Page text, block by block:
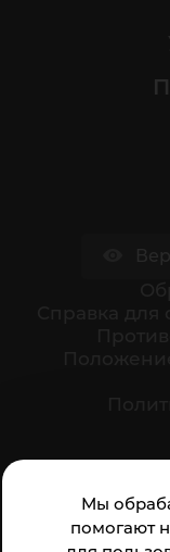
Мы
помогают